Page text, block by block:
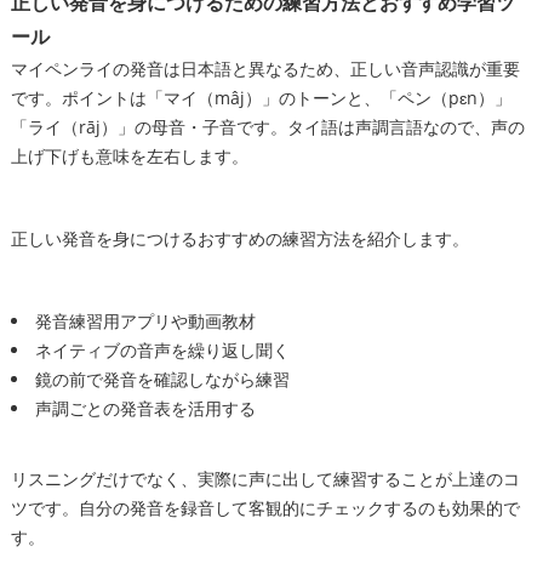
ール
マイペンライの発音は日本語と異なるため、正しい音声認識が重要
です。ポイントは「マイ（mâj）」のトーンと、「ペン（pɛn）」
「ライ（rāj）」の母音・子音です。タイ語は声調言語なので、声の
上げ下げも意味を左右します。
正しい発音を身につけるおすすめの練習方法を紹介します。
発音練習用アプリや動画教材
ネイティブの音声を繰り返し聞く
鏡の前で発音を確認しながら練習
声調ごとの発音表を活用する
リスニングだけでなく、実際に声に出して練習することが上達のコ
ツです。自分の発音を録音して客観的にチェックするのも効果的で
す。